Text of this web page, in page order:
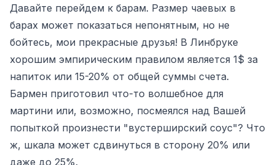
Давайте перейдем к барам. Размер чаевых в
барах может показаться непонятным, но не
бойтесь, мои прекрасные друзья! В Линбруке
хорошим эмпирическим правилом является 1$ за
напиток или 15-20% от общей суммы счета.
Бармен приготовил что-то волшебное для
мартини или, возможно, посмеялся над Вашей
попыткой произнести "вустерширский соус"? Что
ж, шкала может сдвинуться в сторону 20% или
даже до 25%.